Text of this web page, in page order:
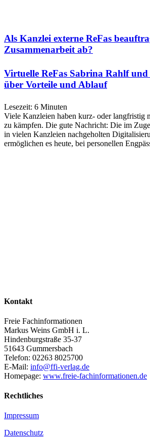
Als Kanzlei externe ReFas
Zusammenarbeit ab?
Virtuelle ReFas Sabrina Rahlf und
über Vorteile und Ablauf
Lesezeit: 6 Minuten
Viele Kanzleien haben kurz- oder langfristig
zu kämpfen. Die gute Nachricht: Die im
in vielen Kanzleien nachgeholten
ermöglichen es heute, bei personellen
Kontakt
Freie Fachinformationen
Markus Weins GmbH i. L.
Hindenburgstraße 35-37
51643 Gummersbach
Telefon: 02263 8025700
E-Mail: info@ffi-verlag.de
Homepage: www.freie-fachinformationen.de
Rechtliches
Impressum
Datenschutz